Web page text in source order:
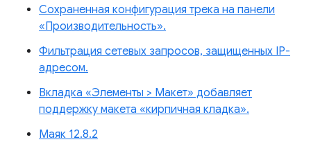
Сохраненная конфигурация трека на панели
«Производительность».
Фильтрация сетевых запросов, защищенных IP-
адресом.
Вкладка «Элементы > Макет» добавляет
поддержку макета «кирпичная кладка».
Маяк 12.8.2